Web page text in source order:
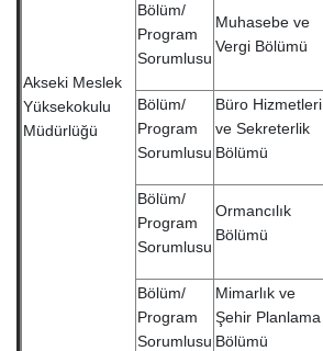
Akseki Meslek
Yüksekokulu
Müdürlüğü
Bölüm/
Program
Sorumlusu
Muhasebe ve
Vergi Bölümü
Bölüm/
Program
Sorumlusu
Büro Hizmetleri
ve Sekreterlik
Bölümü
Bölüm/
Program
Sorumlusu
Ormancılık
Bölümü
Bölüm/
Program
Sorumlusu
Mimarlık ve
Şehir Planlama
Bölümü